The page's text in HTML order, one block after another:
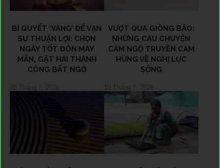
BÍ QUYẾT ‘VÀNG’ ĐỂ VẠN
SỰ THUẬN LỢI: CHỌN
NGÀY TỐT ĐÓN MAY
MẮN, GẶT HÁI THÀNH
CÔNG BẤT NGỜ
28 Tháng 7, 2026
VƯỢT QUA GIÔNG BÃO:
NHỮNG CÂU CHUYỆN
CẢM NGỘ TRUYỀN CẢM
HỨNG VỀ NGHỊ LỰC
SỐNG
18 Tháng 7, 2026